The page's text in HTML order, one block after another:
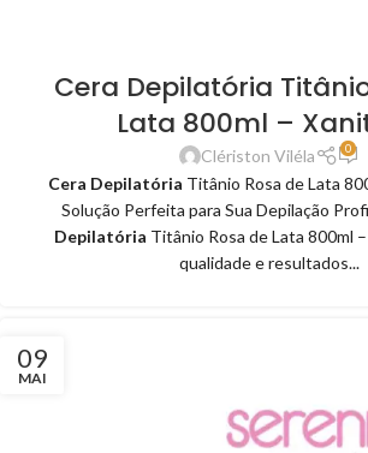
Cera Depilatória
Lata 800ml –
Clériston Viléla 0
Cera Depilatória Titânio Rosa de Lata
Solução Perfeita para Sua Depilação
Depilatória Titânio Rosa de Lata 800ml
qualidade e resultados...
09
MAI